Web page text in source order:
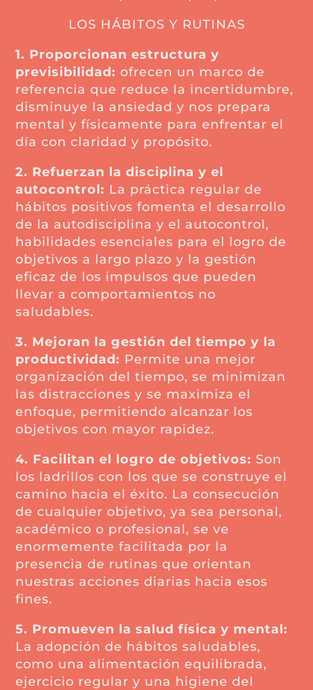
LOS HÁBITOS Y RUTINAS
1. Proporcionan estructura y
previsibilidad: ofrecen un marco de
referencia que reduce la incertidumbre,
disminuye la ansiedad y nos prepara
mental y físicamente para enfrentar el
día con claridad y propósito.
2. Refuerzan la disciplina y el
autocontrol: La práctica regular de
hábitos positivos fomenta el desarrollo
de la autodisciplina y el autocontrol,
habilidades esenciales para el logro de
objetivos a largo plazo y la gestión
eficaz de los impulsos que pueden
llevar a comportamientos no
saludables.
3. Mejoran la gestión del tiempo y la
productividad: Permite una mejor
organización del tiempo, se minimizan
las distracciones y se maximiza el
enfoque, permitiendo alcanzar los
objetivos con mayor rapidez.
4. Facilitan el logro de objetivos: Son
los ladrillos con los que se construye el
camino hacia el éxito. La consecución
de cualquier objetivo, ya sea personal,
académico o profesional, se ve
enormemente facilitada por la
presencia de rutinas que orientan
nuestras acciones diarias hacia esos
fines.
5. Promueven la salud física y mental:
La adopción de hábitos saludables,
como una alimentación equilibrada,
ejercicio regular y una higiene del